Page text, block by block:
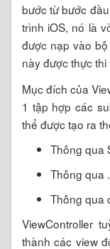
bước từ bước
trình iOS, nó là
được nạp vào
này được thực
Mục đích của
1 tập hợp các
thể được tạo ra
Thông qua
Thông qua
Thông qua
ViewController
thành các view